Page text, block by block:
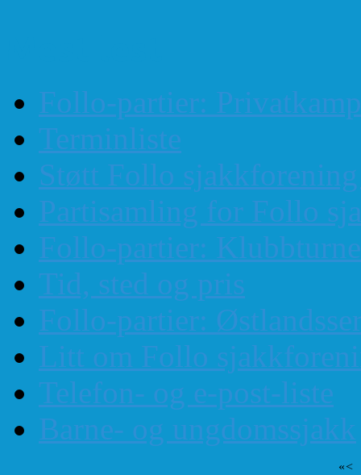
Follo-partier:
Terminliste
Støtt Follo
Partisamling for Follo
Follo-partier:
Tid, sted og pris
Follo-partier:
Litt om Follo
Telefon- og e-post-liste
Barne- og ungdomssjakk
«<